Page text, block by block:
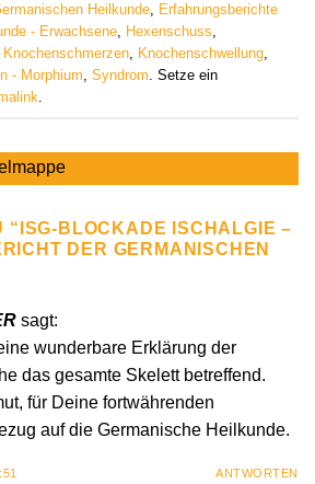
Heilkunde, Erfahrungsberichte
- Erwachsene, Hexenschuss,
Knochenschmerzen, Knochenschwellung,
- Morphium, Syndrom. Setze ein
.
“ ISG-BLOCKADE ISCHALGIE –
DER GERMANISCHEN
sagt:
wunderbare Erklärung der
das gesamte Skelett betreffend.
für Deine fortwährenden
auf die Germanische Heilkunde.
ANTWORTEN